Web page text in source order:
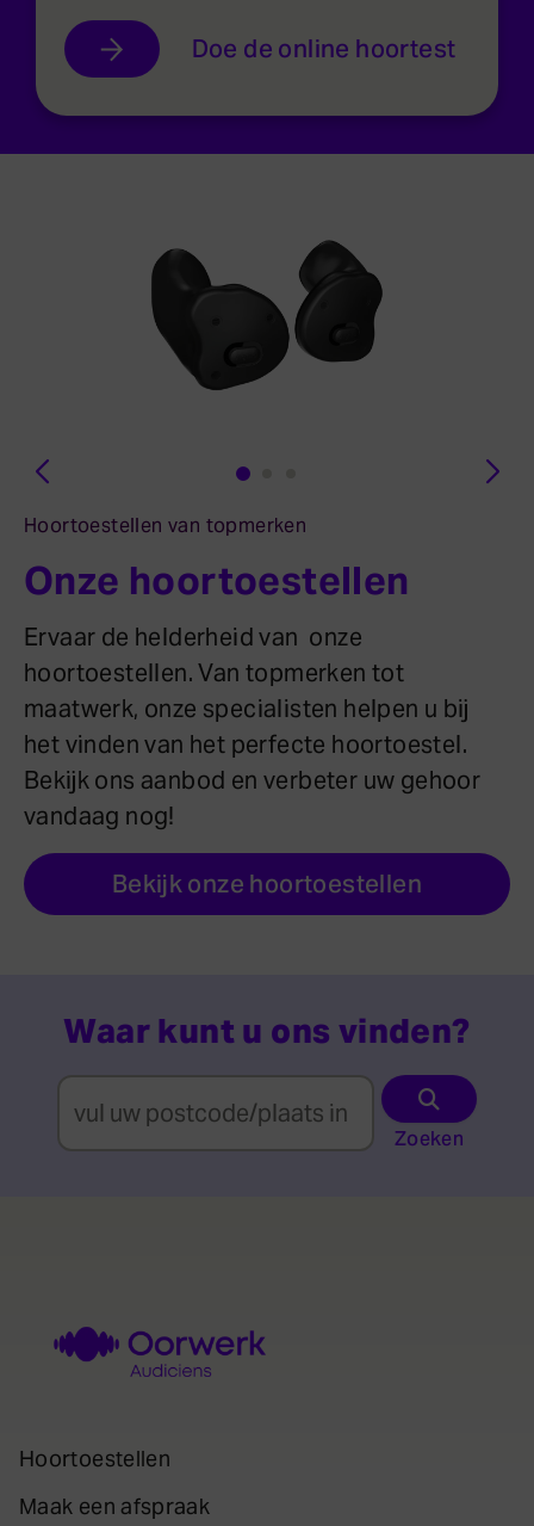
Doe de online hoortest
Hoortoestellen van topmerken
Onze hoortoestellen
Ervaar de helderheid van onze
hoortoestellen. Van topmerken tot
maatwerk, onze specialisten helpen u bij
het vinden van het perfecte hoortoestel.
Bekijk ons aanbod en verbeter uw gehoor
vandaag nog!
Bekijk onze hoortoestellen
Waar kunt u ons vinden?
Zoeken
Hoortoestellen
Maak een afspraak